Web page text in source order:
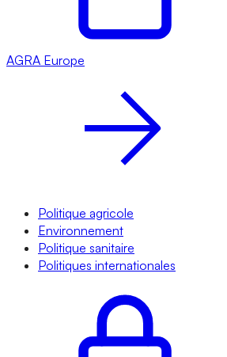
AGRA Europe
Politique agricole
Environnement
Politique sanitaire
Politiques internationales